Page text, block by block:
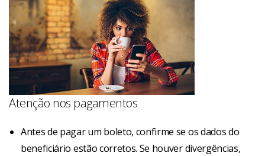
Atenção nos pagamentos
Antes de pagar um boleto, confirme se os dados do
beneficiário estão corretos. Se houver divergências,